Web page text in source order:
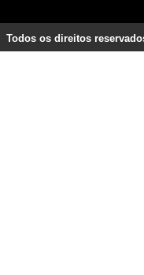
Todos os direitos